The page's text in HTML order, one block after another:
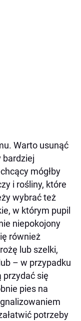
Warto usunąć
bardziej
mógłby
i rośliny, które
wybrać też
w którym pupil
niepokojony
również
lub szelki,
– w przypadku
przydać się
pies na
potrzeby